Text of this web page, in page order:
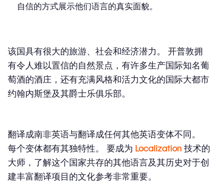
自信的方式展示他们语言的真实面貌。
该国具有很大的旅游、社会和经济潜力。 开普敦拥
有令人难以置信的自然景点，有许多生产国际知名葡
萄酒的酒庄，还有充满风格和活力文化的国际大都市
约翰内斯堡及其爵士乐俱乐部。
翻译成南非英语与翻译成任何其他英语变体不同。
每个变体都有其独特性。 要成为 Localization 技术的
大师，了解这个国家共存的其他语言及其历史对于创
建丰富翻译项目的文化参考非常重要。